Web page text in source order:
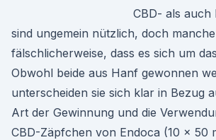
CBD- als auch
sind ungemein nützlich, doch
fälschlicherweise, dass es sich um
Obwohl beide aus Hanf gewonnen
unterscheiden sie sich klar in Bezug
Art der Gewinnung und die
CBD-Zäpfchen von Endoca (10 × 50